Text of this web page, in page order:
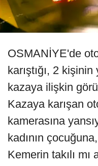
OSMANİYE'de
karıştığı, 2
kazaya ilişkin
Kazaya karışan
kamerasına
kadının
Kemerin takılı